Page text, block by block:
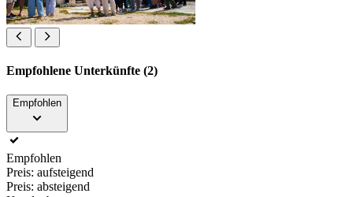
Empfohlene Unterkünfte (2)
Empfohlen
Empfohlen
Preis: aufsteigend
Preis: absteigend